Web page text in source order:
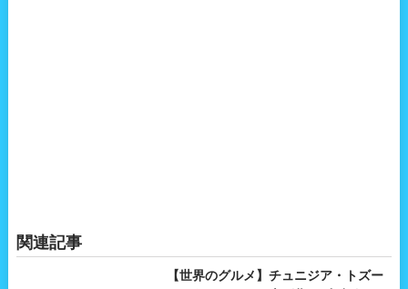
関連記事
【世界のグルメ】チュニジア・トズー